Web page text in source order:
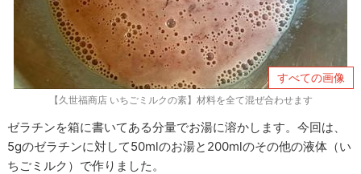
すべての画像
【久世福商店 いちごミルクの素】材料を全て混ぜ合わせます
ゼラチンを箱に書いてある分量でお湯に溶かします。今回は、
5gのゼラチンに対して50mlのお湯と200mlのその他の液体（い
ちごミルク）で作りました。